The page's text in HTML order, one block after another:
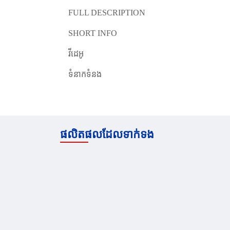
FULL DESCRIPTION
SHORT INFO
វីដេអូ
ទំនាកទំនង
ផលិតផលដែលទាក់ទង